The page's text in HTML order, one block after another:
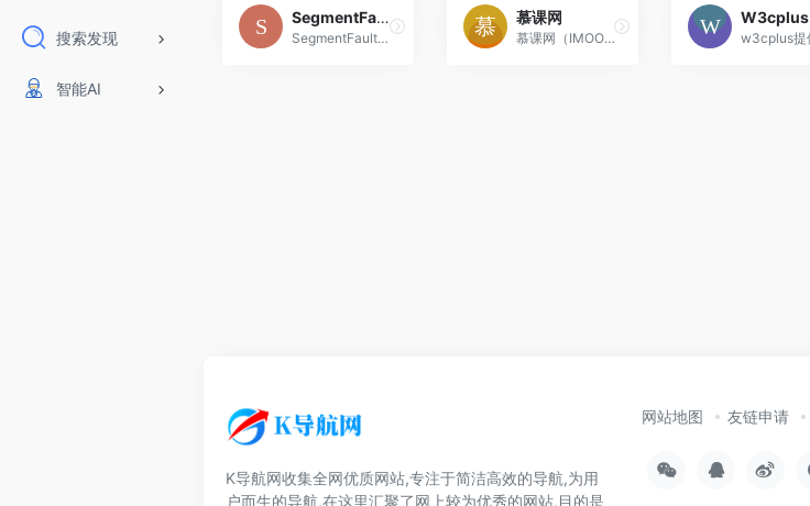
搜索发现
智能AI
SegmentFault
SegmentFault 思否是中国领先的开发者技术社区。我们以技术问答、技术专栏、技术课程、技术资讯为核心的产品形态，为开发者提供纯粹、高质的技术交流平台。
慕课网
慕课网（IMOOC）是IT技能学习平台。慕课网(IMOOC)课程涉及JAVA、前端、Python、大数据等60类主流技术语言，覆盖了面试就业、职业成长、自我提升
W3cplus
K导航网收集全网优质网站,专注于简洁高效的导航,为用
户而生的导航,在这里汇聚了网上较为优秀的网站,目的是
网站地图 友链申请